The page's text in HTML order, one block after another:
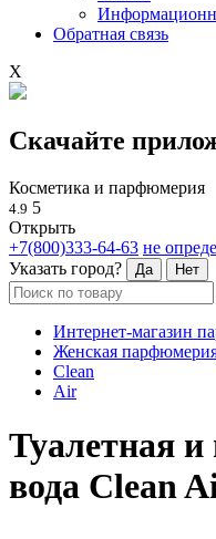
Обратная связь
X
Скачайте
Косметика и парфюмерия
4.9 5
Открыть
+7(800)333-64-63 не
Указать город?
Да Нет
Интернет-магазин
Женская
Clean
Air
Туалетная
вода Clean